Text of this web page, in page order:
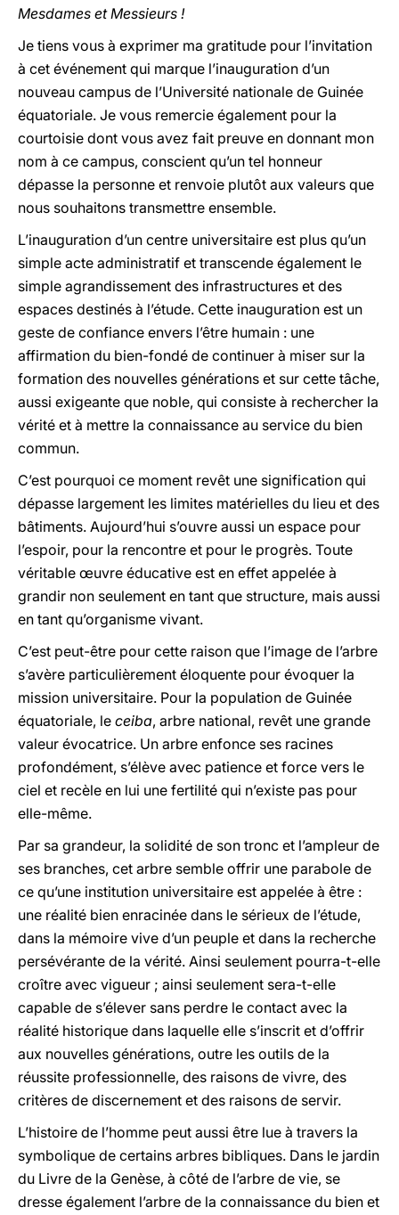
Mesdames et Messieurs !
Je tiens vous à exprimer ma gratitude pour l’invitation
à cet événement qui marque l’inauguration d’un
nouveau campus de l’Université nationale de Guinée
équatoriale. Je vous remercie également pour la
courtoisie dont vous avez fait preuve en donnant mon
nom à ce campus, conscient qu’un tel honneur
dépasse la personne et renvoie plutôt aux valeurs que
nous souhaitons transmettre ensemble.
L’inauguration d’un centre universitaire est plus qu’un
simple acte administratif et transcende également le
simple agrandissement des infrastructures et des
espaces destinés à l’étude. Cette inauguration est un
geste de confiance envers l’être humain : une
affirmation du bien-fondé de continuer à miser sur la
formation des nouvelles générations et sur cette tâche,
aussi exigeante que noble, qui consiste à rechercher la
vérité et à mettre la connaissance au service du bien
commun.
C’est pourquoi ce moment revêt une signification qui
dépasse largement les limites matérielles du lieu et des
bâtiments. Aujourd’hui s’ouvre aussi un espace pour
l’espoir, pour la rencontre et pour le progrès. Toute
véritable œuvre éducative est en effet appelée à
grandir non seulement en tant que structure, mais aussi
en tant qu’organisme vivant.
C’est peut-être pour cette raison que l’image de l’arbre
s’avère particulièrement éloquente pour évoquer la
mission universitaire. Pour la population de Guinée
équatoriale, le ceiba, arbre national, revêt une grande
valeur évocatrice. Un arbre enfonce ses racines
profondément, s’élève avec patience et force vers le
ciel et recèle en lui une fertilité qui n’existe pas pour
elle-même.
Par sa grandeur, la solidité de son tronc et l’ampleur de
ses branches, cet arbre semble offrir une parabole de
ce qu’une institution universitaire est appelée à être :
une réalité bien enracinée dans le sérieux de l’étude,
dans la mémoire vive d’un peuple et dans la recherche
persévérante de la vérité. Ainsi seulement pourra-t-elle
croître avec vigueur ; ainsi seulement sera-t-elle
capable de s’élever sans perdre le contact avec la
réalité historique dans laquelle elle s’inscrit et d’offrir
aux nouvelles générations, outre les outils de la
réussite professionnelle, des raisons de vivre, des
critères de discernement et des raisons de servir.
L’histoire de l’homme peut aussi être lue à travers la
symbolique de certains arbres bibliques. Dans le jardin
du Livre de la Genèse, à côté de l’arbre de vie, se
dresse également l’arbre de la connaissance du bien et